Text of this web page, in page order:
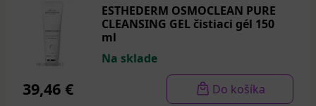
ESTHEDERM OSMOCLEAN PURE
CLEANSING GEL čistiaci gél 150
ml
Na sklade
39,46 € Do košíka